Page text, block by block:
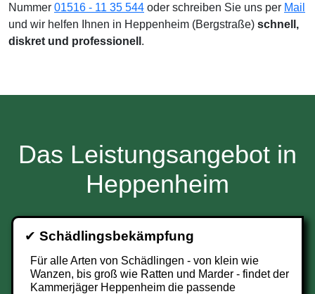
Nummer 01516 - 11 35 544 oder schreiben Sie uns per Mail
und wir helfen Ihnen in Heppenheim (Bergstraße) schnell,
diskret und professionell .
Das Leistungsangebot in
Heppenheim
✔ Schädlingsbekämpfung
Für alle Arten von Schädlingen - von klein wie
Wanzen, bis groß wie Ratten und Marder - findet der
Kammerjäger Heppenheim die passende